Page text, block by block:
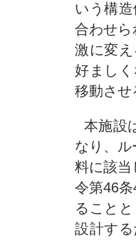
いう構
合わせら
激に変
好まし
移動させ
本施設
なり、
料に該当
令第46
ること
設計す